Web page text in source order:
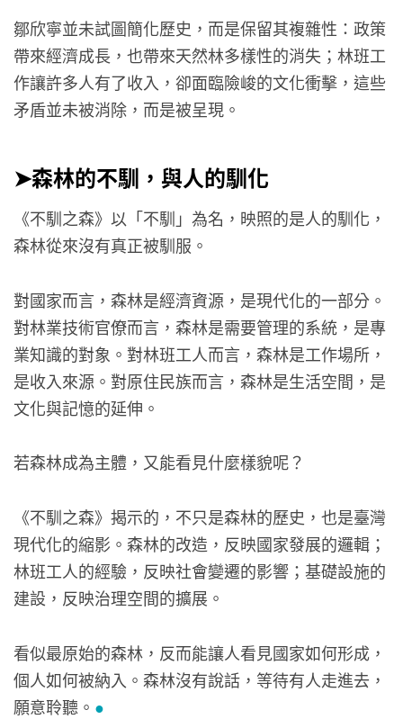
鄒欣寧並未試圖簡化歷史，而是保留其複雜性：政策
帶來經濟成長，也帶來天然林多樣性的消失；林班工
作讓許多人有了收入，卻面臨險峻的文化衝擊，這些
矛盾並未被消除，而是被呈現。
➤森林的不馴，與人的馴化
《不馴之森》以「不馴」為名，映照的是人的馴化，
森林從來沒有真正被馴服。
對國家而言，森林是經濟資源，是現代化的一部分。
對林業技術官僚而言，森林是需要管理的系統，是專
業知識的對象。對林班工人而言，森林是工作場所，
是收入來源。對原住民族而言，森林是生活空間，是
文化與記憶的延伸。
若森林成為主體，又能看見什麼樣貌呢？
《不馴之森》揭示的，不只是森林的歷史，也是臺灣
現代化的縮影。森林的改造，反映國家發展的邏輯；
林班工人的經驗，反映社會變遷的影響；基礎設施的
建設，反映治理空間的擴展。
看似最原始的森林，反而能讓人看見國家如何形成，
個人如何被納入。森林沒有說話，等待有人走進去，
願意聆聽。 ●